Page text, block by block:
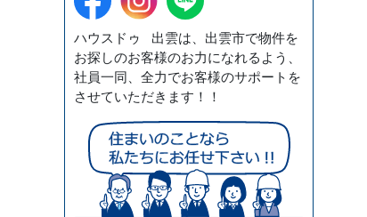
ハウスドゥ 出雲は、出雲市で物件を
お探しのお客様のお力になれるよう、
社員一同、全力でお客様のサポートを
させていただきます！！